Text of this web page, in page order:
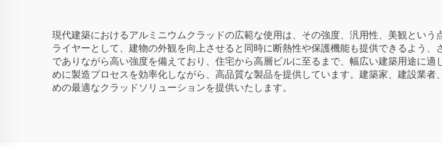
現代建築におけるアルミニウムクラッドの広範な使用は、その強度、汎用性、美観とい
ライヤーとして、建物の外観を向上させると同時に断熱性や保護機能も提供できるよう
でありながら高い強度を備えており、住宅から高層ビルに至るまで、幅広い建築用途に
めに製造プロセスを効率化しながら、高品質な製品を提供しています。建築家、建設業
めの最適なクラッドソリューションを提供いたします。